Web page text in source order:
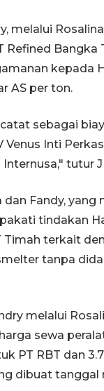
melalui
Refined
kepada
AS per ton.
sebagai
Inti
tutur
dan Fandy,
tindakan
Timah terkait
tanpa
melalui
sewa
PT RBT dan
dibuat tanggal